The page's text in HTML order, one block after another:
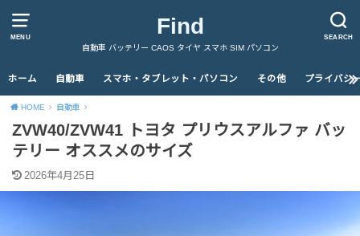
MENU SEARCH
Find
自動車 バッテリー CAOS タイヤ スマホ SIM パソコン
ホーム 自動車 スマホ・タブレット・パソコン その他 プライバシ
HOME 自動車
ZVW40/ZVW41 トヨタ プリウスアルファ バッ
テリー オススメのサイズ
2026年4月25日